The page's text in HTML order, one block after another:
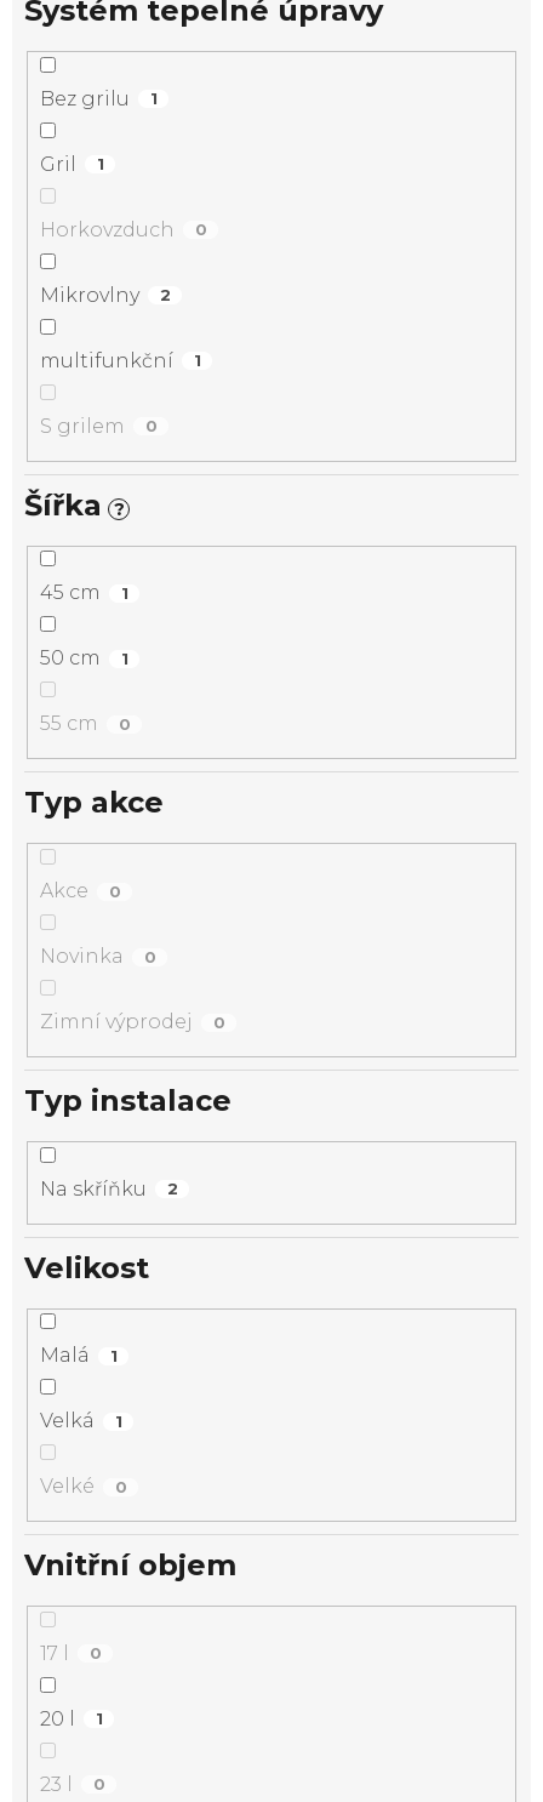
Systém tepelné úpravy
Bez grilu 1
Gril 1
Horkovzduch 0
Mikrovlny 2
multifunkční 1
S grilem 0
Šířka ?
45 cm 1
50 cm 1
55 cm 0
Typ akce
Akce 0
Novinka 0
Zimní výprodej 0
Typ instalace
Na skříňku 2
Velikost
Malá 1
Velká 1
Velké 0
Vnitřní objem
17 l 0
20 l 1
23 l 0